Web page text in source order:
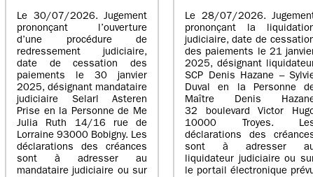
Le 30/07/2026. Jugement
prononçant l’ouverture
d’une procédure de
redressement judiciaire,
date de cessation des
paiements le 30 janvier
2025, désignant mandataire
judiciaire Selarl Asteren
Prise en la Personne de Me
Julia Ruth 14/16 rue de
Lorraine 93000 Bobigny. Les
déclarations des créances
sont à adresser au
mandataire judiciaire ou sur
Le 28/07/2026.
prononçant la
judiciaire, date de
des paiements le 21
2025, désignant
SCP Denis Hazane –
Duval en la Personne
Maître Denis
32 boulevard Victor
10000 Troyes.
déclarations des
sont à adresser
liquidateur judiciaire ou
le portail électronique